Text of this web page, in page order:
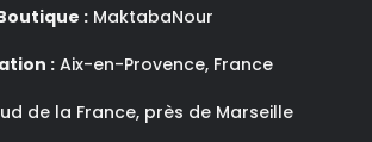
: MaktabaNour
: Aix-en-Provence, France
de la France, près de Marseille